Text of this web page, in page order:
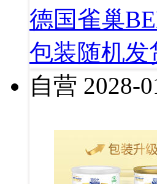
德国雀巢
包装随机发
自营 2028-